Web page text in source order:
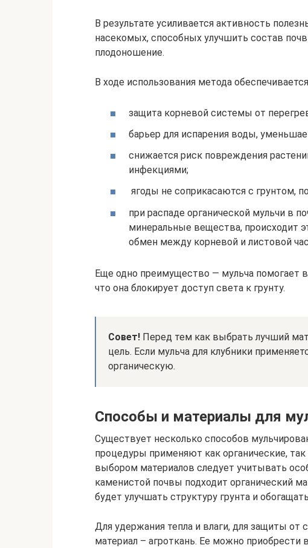
В результате усиливается активность
насекомых, способных улучшить состав
плодоношение.
В ходе использования метода
защита корневой системы от
барьер для испарения воды,
снижается риск повреждения
инфекциями;
ягоды не соприкасаются с грунтом,
при распаде органической мульчи в
минеральные вещества, происходит
обмен между корневой и листовой
Еще одно преимущество — мульча помогает
что она блокирует доступ света к грунту.
Совет! Перед тем как выбрать лучший
цель. Если мульча для клубники
органическую.
Способы и материалы для
Существует несколько способов
процедуры применяют как органические,
выбором материалов следует учитывать
каменистой почвы подходит органический
будет улучшать структуру грунта и
Для удержания тепла и влаги, для защиты от
материал – агроткань. Ее можно приобрести